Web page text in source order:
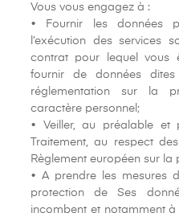
Vous vous engagez à :
• Fournir les données
l’exécution des services
contrat pour lequel vous
fournir de données
réglementation sur la
caractère personnel;
• Veiller, au préalable et
Traitement, au respect
Règlement européen sur la
• A prendre les mesures
protection de Ses
incombent et notamment